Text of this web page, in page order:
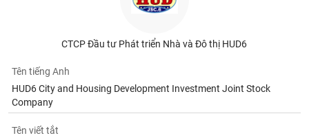
CTCP Đầu tư Phát triển Nhà và Đô thị HUD6
Tên tiếng Anh
HUD6 City and Housing Development Investment Joint Stock
Company
Tên viết tắt
Dữ
liệu